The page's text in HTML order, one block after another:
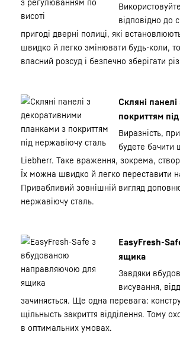
відповідно до
пригоді дверні полиці, які
швидко й легко змінювати будь-коли,
власний розсуд і безпечно зберігати
Скляні
покриттям
Виразність,
будете бачити
Liebherr. Таке враження, зокрема,
Їх можна швидко й легко переставити
Привабливий зовнішній вигляд
нержавіючу сталь.
EasyFresh-
ящика
Завдяки
висування,
зачиняється. Ще одна перевага:
щільнысть закриття відділення. Тому
в оптимальних умовах.